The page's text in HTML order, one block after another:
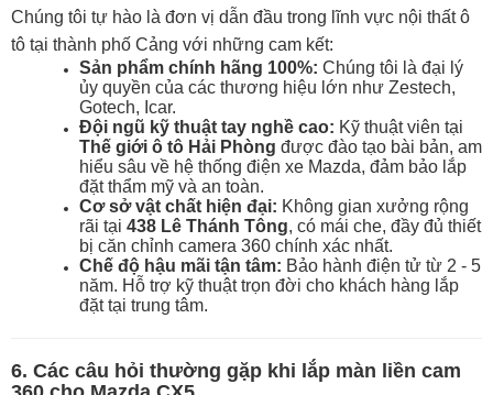
Chúng tôi tự hào là đơn vị dẫn đầu trong lĩnh vực nội thất ô
tô tại thành phố Cảng với những cam kết:
Sản phẩm chính hãng 100%: Chúng tôi là đại lý
ủy quyền của các thương hiệu lớn như Zestech,
Gotech, Icar.
Đội ngũ kỹ thuật tay nghề cao: Kỹ thuật viên tại
Thế giới ô tô Hải Phòng được đào tạo bài bản, am
hiểu sâu về hệ thống điện xe Mazda, đảm bảo lắp
đặt thẩm mỹ và an toàn.
Cơ sở vật chất hiện đại: Không gian xưởng rộng
rãi tại 438 Lê Thánh Tông, có mái che, đầy đủ thiết
bị căn chỉnh camera 360 chính xác nhất.
Chế độ hậu mãi tận tâm: Bảo hành điện tử từ 2 - 5
năm. Hỗ trợ kỹ thuật trọn đời cho khách hàng lắp
đặt tại trung tâm.
6. Các câu hỏi thường gặp khi lắp màn liền cam